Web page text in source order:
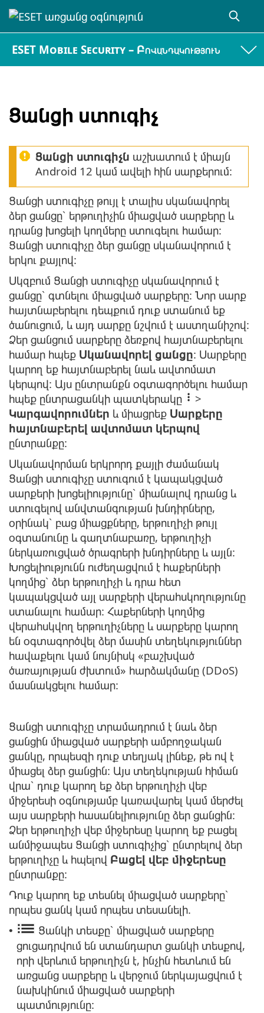
ESET Mobile Security – Բովանդակություն
Ցանցի ստուգիչ
Ցանցի ստուգիչն աշխատում է միայն
Android 12 կամ ավելի հին սարքերում:
Ցանցի ստուգիչը թույլ է տալիս սկանավորել
ձեր ցանցը՝ երթուղիչին միացված սարքերը և
դրանց խոցելի կողմերը ստուգելու համար:
Ցանցի ստուգիչը ձեր ցանցը սկանավորում է
երկու քայլով:
Սկզբում Ցանցի ստուգիչը սկանավորում է
ցանցը՝ գտնելու միացված սարքերը: Նոր սարք
հայտնաբերելու դեպքում դուք ստանում եք
ծանուցում, և այդ սարքը նշվում է աստղանիշով:
Ձեր ցանցում սարքերը ձեռքով հայտնաբերելու
համար հպեք Սկանավորել ցանցը: Սարքերը
կարող եք հայտնաբերել նաև ավտոմատ
կերպով: Այս ընտրանքն օգտագործելու համար
հպեք ընտրացանկի պատկերակը
>
Կարգավորումներ և միացրեք Սարքերը
հայտնաբերել ավտոմատ կերպով
ընտրանքը:
Սկանավորման երկրորդ քայլի ժամանակ
Ցանցի ստուգիչը ստուգում է կապակցված
սարքերի խոցելիությունը՝ միանալով դրանց և
ստուգելով անվտանգության խնդիրները,
օրինակ՝ բաց միացքները, երթուղիչի թույլ
օգտանունը և գաղտնաբառը, երթուղիչի
ներկառուցված ծրագրերի խնդիրները և այլն:
Խոցելիությունն ուժեղացվում է հաքերների
կողմից՝ ձեր երթուղիչի և դրա հետ
կապակցված այլ սարքերի վերահսկողությունը
ստանալու համար: Հաքերների կողմից
վերահսկվող երթուղիչները և սարքերը կարող
են օգտագործվել ձեր մասին տեղեկություններ
հավաքելու կամ նույնիսկ «բաշխված
ծառայության ժխտում» հարձակմանը (DDoS)
մասնակցելու համար:
Ցանցի ստուգիչը տրամադրում է նաև ձեր
ցանցին միացված սարքերի ամբողջական
ցանկը, որպեսզի դուք տեղյակ լինեք, թե ով է
միացել ձեր ցանցին: Այս տեղեկության հիման
վրա՝ դուք կարող եք ձեր երթուղիչի վեբ
միջերեսի օգնությամբ կառավարել կամ մերժել
այս սարքերի հասանելիությունը ձեր ցանցին:
Ձեր երթուղիչի վեբ միջերեսը կարող եք բացել
անմիջապես Ցանցի ստուգիչից՝ ընտրելով ձեր
երթուղիչը և հպելով Բացել վեբ միջերեսը
ընտրանքը:
Դուք կարող եք տեսնել միացված սարքերը՝
որպես ցանկ կամ որպես տեսանելի.
•
Ցանկի տեսքը՝ միացված սարքերը
ցուցադրվում են ստանդարտ ցանկի տեսքով,
որի վերևում երթուղիչն է, ինչին հետևում են
առցանց սարքերը և վերջում ներկայացվում է
նախկինում միացված սարքերի
պատմությունը: